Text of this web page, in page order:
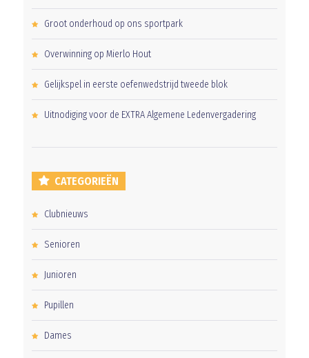
Groot onderhoud op ons sportpark
Overwinning op Mierlo Hout
Gelijkspel in eerste oefenwedstrijd tweede blok
Uitnodiging voor de EXTRA Algemene Ledenvergadering
CATEGORIEËN
Clubnieuws
Senioren
Junioren
Pupillen
Dames